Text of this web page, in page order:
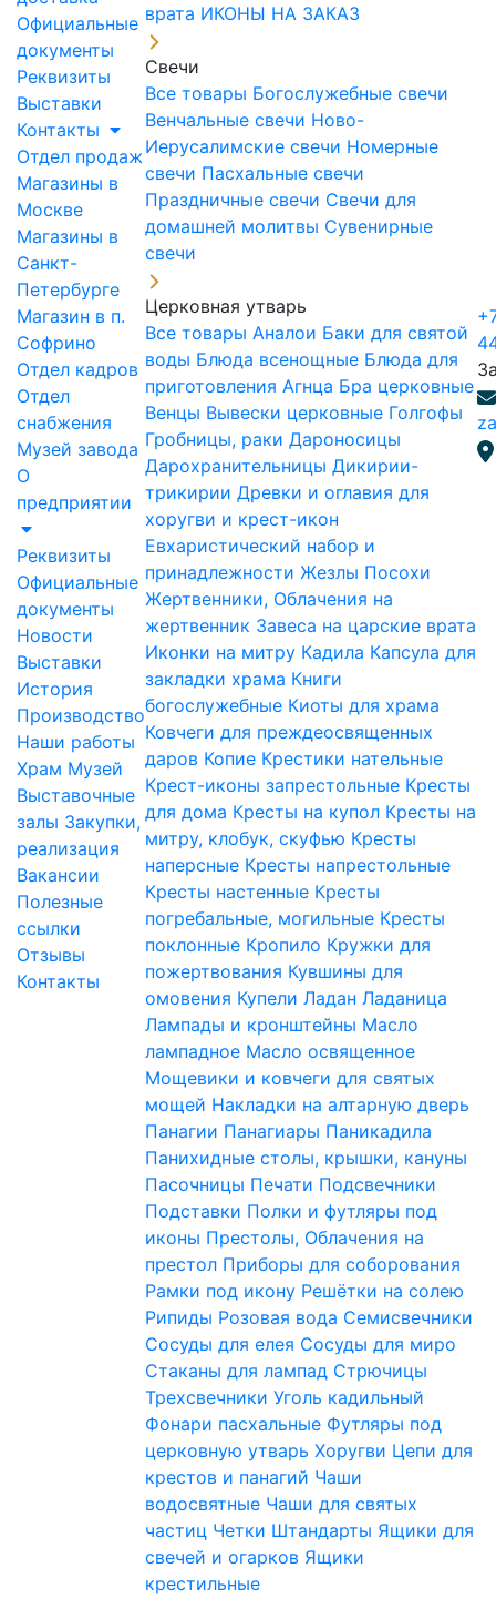
Официальные
документы
Реквизиты
Выставки
Контакты
Отдел продаж
Магазины в
Москве
Магазины в
Санкт-
Петербурге
Магазин в п.
Софрино
Отдел кадров
Отдел
снабжения
Музей завода
О
предприятии
Реквизиты
Официальные
документы
Новости
Выставки
История
Производство
Наши работы
Храм Музей
Выставочные
залы Закупки,
реализация
Вакансии
Полезные
ссылки
Отзывы
Контакты
врата ИКОНЫ НА ЗАКАЗ
Свечи
Все товары Богослужебные свечи
Венчальные свечи Ново-
Иерусалимские свечи Номерные
свечи Пасхальные свечи
Праздничные свечи Свечи для
домашней молитвы Сувенирные
свечи
Церковная утварь
Все товары Аналои Баки для святой
воды Блюда всенощные Блюда для
приготовления Агнца Бра церковные
Венцы Вывески церковные Голгофы
Гробницы, раки Дароносицы
Дарохранительницы Дикирии-
трикирии Древки и оглавия для
хоругви и крест-икон
Евхаристический набор и
принадлежности Жезлы Посохи
Жертвенники, Облачения на
жертвенник Завеса на царские врата
Иконки на митру Кадила Капсула для
закладки храма Книги
богослужебные Киоты для храма
Ковчеги для преждеосвященных
даров Копие Крестики нательные
Крест-иконы запрестольные Кресты
для дома Кресты на купол Кресты на
митру, клобук, скуфью Кресты
наперсные Кресты напрестольные
Кресты настенные Кресты
погребальные, могильные Кресты
поклонные Кропило Кружки для
пожертвования Кувшины для
омовения Купели Ладан Ладаница
Лампады и кронштейны Масло
лампадное Масло освященное
Мощевики и ковчеги для святых
мощей Накладки на алтарную дверь
Панагии Панагиары Паникадила
Панихидные столы, крышки, кануны
Пасочницы Печати Подсвечники
Подставки Полки и футляры под
иконы Престолы, Облачения на
престол Приборы для соборования
Рамки под икону Решётки на солею
Рипиды Розовая вода Семисвечники
Сосуды для елея Сосуды для миро
Стаканы для лампад Стрючицы
Трехсвечники Уголь кадильный
Фонари пасхальные Футляры под
церковную утварь Хоругви Цепи для
крестов и панагий Чаши
водосвятные Чаши для святых
частиц Четки Штандарты Ящики для
свечей и огарков Ящики
крестильные